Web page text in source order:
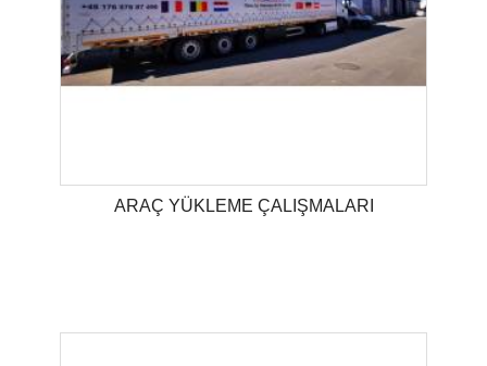
ARAÇ YÜKLEME ÇALIŞMALARI